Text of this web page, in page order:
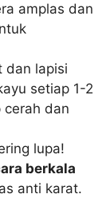
amplas dan
dan lapisi
setiap 1-2
cerah dan
lupa!
berkala
anti karat.